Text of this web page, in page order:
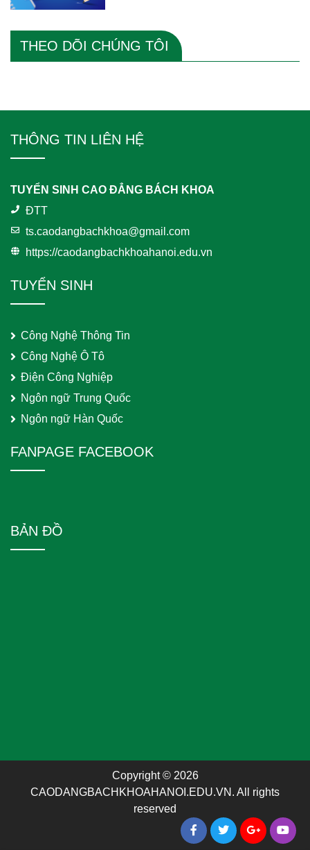
THEO DÕI CHÚNG TÔI
THÔNG TIN LIÊN HỆ
TUYỂN SINH CAO ĐẲNG BÁCH KHOA
ĐTT
ts.caodangbachkhoa@gmail.com
https://caodangbachkhoahanoi.edu.vn
TUYỂN SINH
Công Nghệ Thông Tin
Công Nghệ Ô Tô
Điện Công Nghiệp
Ngôn ngữ Trung Quốc
Ngôn ngữ Hàn Quốc
FANPAGE FACEBOOK
BẢN ĐỒ
Copyright © 2026
CAODANGBACHKHOAHANOI.EDU.VN. All rights
reserved